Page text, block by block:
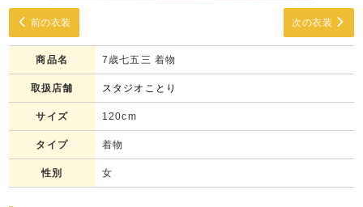
前の衣装 次の衣装
商品名 7歳七五三 着物
取扱店舗 スタジオことり
サイズ 120cm
タイプ 着物
性別 女